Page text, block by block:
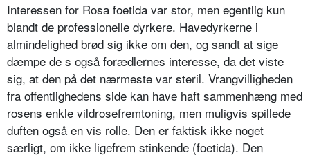
Interessen for Rosa foetida var stor, men egentlig kun
blandt de professionelle dyrkere. Havedyrkerne i
almindelighed brød sig ikke om den, og sandt at sige
dæmpe de s også forædlernes interesse, da det viste
sig, at den på det nærmeste var steril. Vrangvilligheden
fra offentlighedens side kan have haft sammenhæng med
ro­sens enkle vildrosefremtoning, men mulig­vis spillede
duften også en vis rolle. Den er faktisk ikke noget
særligt, om ikke ligefrem stinkende (foetida). Den